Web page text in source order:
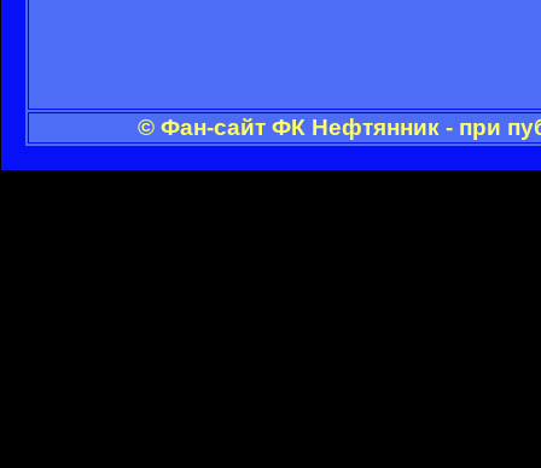
© Фан-сайт ФК Нефтянник - при